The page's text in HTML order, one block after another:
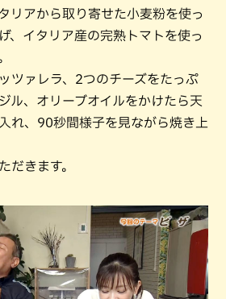
リアから取り寄せた小麦粉を使っ
、イタリア産の完熟トマトを使っ
ツァレラ、2つのチーズをたっぷ
ル、オリーブオイルをかけたら天
れ、90秒間様子を見ながら焼き上
だきます。